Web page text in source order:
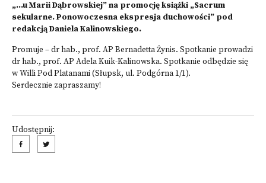
„…u Marii Dąbrowskiej” na promocję książki „Sacrum
sekularne. Ponowoczesna ekspresja duchowości” pod
redakcją Daniela Kalinowskiego.
Promuje – dr hab., prof. AP Bernadetta Żynis. Spotkanie prowadzi
dr hab., prof. AP Adela Kuik-Kalinowska. Spotkanie odbędzie się
w Willi Pod Platanami (Słupsk, ul. Podgórna 1/1).
Serdecznie zapraszamy!
Udostępnij: